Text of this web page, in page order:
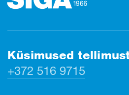
Küsimused
+372 516 9715